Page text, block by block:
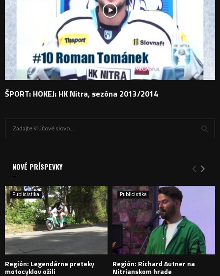
ŠPORT: HOKEJ: HK Nitra, sezóna 2013/2014
i
e
:
Y
H
D
NOVÉ PRÍSPEVKY
Publicistika
Región: Legendárne preteky
motocyklov ožili
Publicistika
Región: Richard Autner na
Nitrianskom hrade